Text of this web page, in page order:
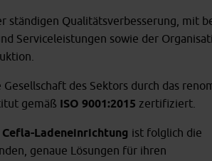
ständigen Qualitätsverbesserung, mit
Serviceleistungen sowie der
Gesellschaft des Sektors durch das
gemäß ISO 9001:2015 zertifiziert.
Ladeneinrichtung ist folglich die
genaue Lösungen für ihren